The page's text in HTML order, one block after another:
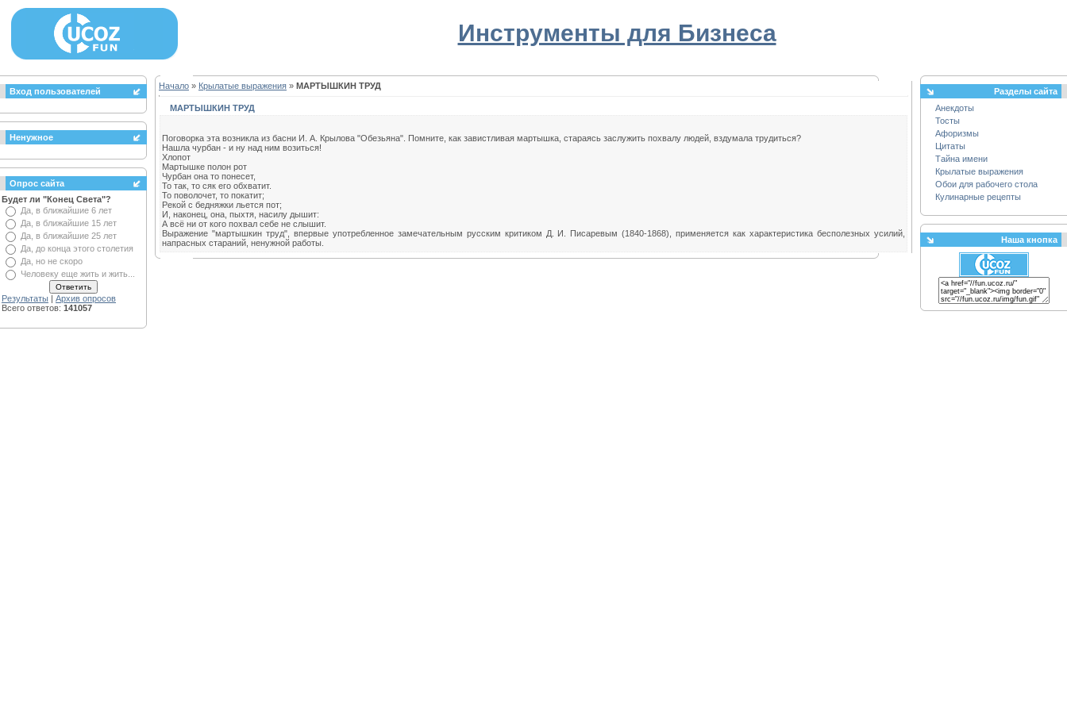
Инструменты для Бизнеса
Вход пользователей
Ненужное
Опрос сайта
Будет ли "Конец Света"?
Да, в ближайшие 6 лет
Да, в ближайшие 15 лет
Да, в ближайшие 25 лет
Да, до конца этого столетия
Да, но не скоро
Человеку еще жить и жить...
Результаты | Архив опросов
Всего ответов: 141057
Начало » Крылатые выражения » МАРТЫШКИН ТРУД
МАРТЫШКИН ТРУД
Поговорка эта возникла из басни И. А. Крылова "Обезьяна". Помните, как завистливая мартышка, стараясь заслужить похвалу людей, вздумала трудиться?
Нашла чурбан - и ну над ним возиться!
Хлопот
Мартышке полон рот
Чурбан она то понесет,
То так, то сяк его обхватит.
То поволочет, то покатит;
Рекой с бедняжки льется пот;
И, наконец, она, пыхтя, насилу дышит:
А всё ни от кого похвал себе не слышит.
Выражение "мартышкин труд", впервые употребленное замечательным русским критиком Д. И. Писаревым (1840-1868), применяется как характеристика бесполезных усилий,
напрасных стараний, ненужной работы.
Разделы сайта
Анекдоты
Тосты
Афоризмы
Цитаты
Тайна имени
Крылатые выражения
Обои для рабочего стола
Кулинарные рецепты
Наша кнопка